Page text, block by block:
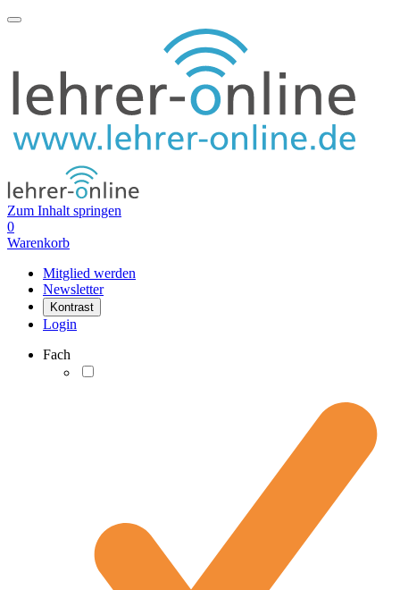
Zum Inhalt springen
0
Warenkorb
Mitglied werden
Newsletter
Kontrast
Login
Fach